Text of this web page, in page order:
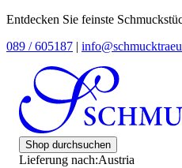
Entdecken Sie feinste
089 / 605187 |
Shop durchsuchen
Lieferung nach:Austria